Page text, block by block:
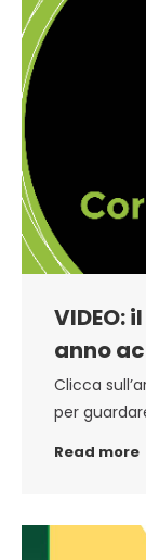
VIDEO:
anno
Clicca
per
Read more